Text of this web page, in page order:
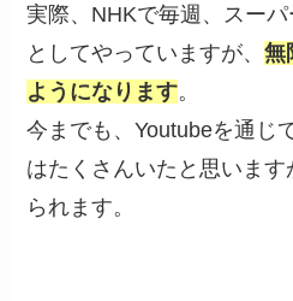
実際、NHKで毎週、スー
としてやっていますが、無
ようになります。
今までも、Youtubeを通じ
はたくさんいたと思いま
られます。